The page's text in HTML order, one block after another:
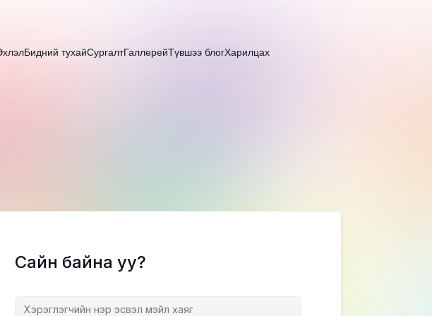
Бидний тухайСургалтГаллерейТүвшээ блогХарилцах
Сайн байна уу?